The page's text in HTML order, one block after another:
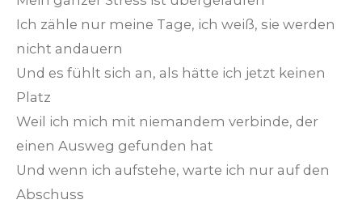
Ich zähle nur meine Tage, ich weiß, sie werden
nicht andauern
Und es fühlt sich an, als hätte ich jetzt keinen
Platz
Weil ich mich mit niemandem verbinde, der
einen Ausweg gefunden hat
Und wenn ich aufstehe, warte ich nur auf den
Abschuss